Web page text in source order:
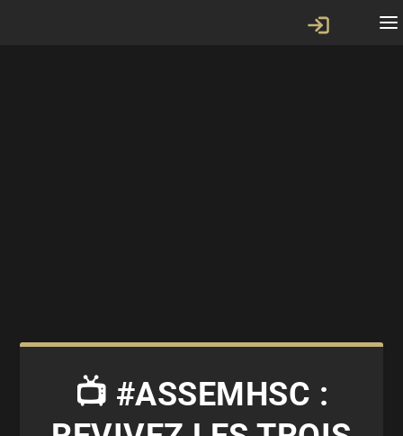
📺 #ASSEMHSC :